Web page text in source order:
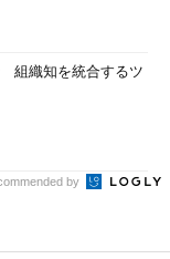
組織知を統合するツ
by